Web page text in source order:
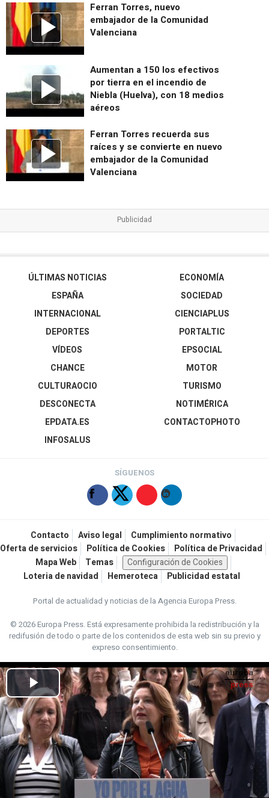
Ferran Torres, nuevo
embajador de la Comunidad
Valenciana
Aumentan a 150 los efectivos
por tierra en el incendio de
Niebla (Huelva), con 18 medios
aéreos
Ferran Torres recuerda sus
raíces y se convierte en nuevo
embajador de la Comunidad
Valenciana
ÚLTIMAS NOTICIAS
ESPAÑA
INTERNACIONAL
DEPORTES
VÍDEOS
ECONOMÍA
SOCIEDAD
CIENCIAPLUS
PORTALTIC
EPSOCIAL
CHANCE
CULTURAOCIO
DESCONECTA
EPDATA.ES
INFOSALUS
MOTOR
TURISMO
NOTIMÉRICA
CONTACTOPHOTO
SÍGUENOS
Contacto Aviso legal
Cumplimiento normativo
Oferta de servicios
Política de Cookies
Política de Privacidad
Mapa Web
Temas
Configuración de Cookies
Loteria de navidad
Hemeroteca Publicidad estatal
Portal de actualidad y noticias de la Agencia Europa Press.
© 2026 Europa Press.Está expresamente prohibida la redistribución y la
redifusión de todo o parte de los contenidos de esta web sin su previo y
expreso consentimiento.